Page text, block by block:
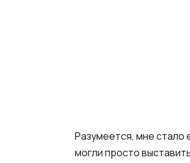
Разумеется, мне стало
могли просто